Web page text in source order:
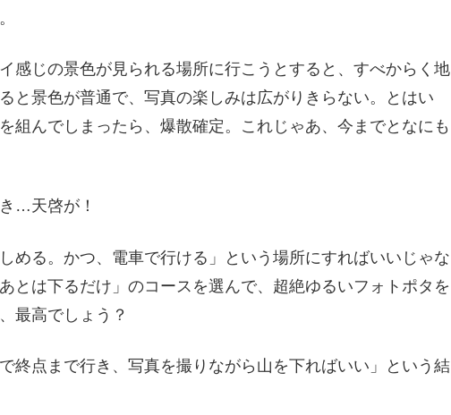
感じの景色が見られる場所に行こうとすると、すべからく地
と景色が普通で、写真の楽しみは広がりきらない。とはい
組んでしまったら、爆散確定。これじゃあ、今までとなにも
…天啓が！
める。かつ、電車で行ける」という場所にすればいいじゃな
とは下るだけ」のコースを選んで、超絶ゆるいフォトポタを
最高でしょう？
終点まで行き、写真を撮りながら山を下ればいい」という結